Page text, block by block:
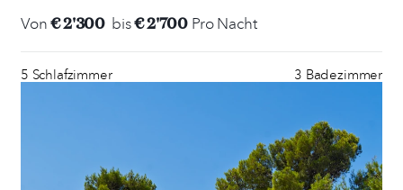
Von€ 2'300 bis€ 2'700 Pro Nacht
5 Schlafzimmer 3 Badezimmer